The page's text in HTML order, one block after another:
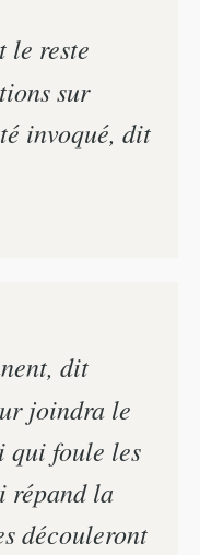
le reste
sur
invoqué, dit
dit
joindra le
qui foule les
répand la
découleront